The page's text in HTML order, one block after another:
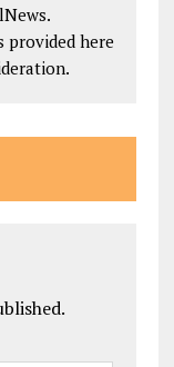
provided here